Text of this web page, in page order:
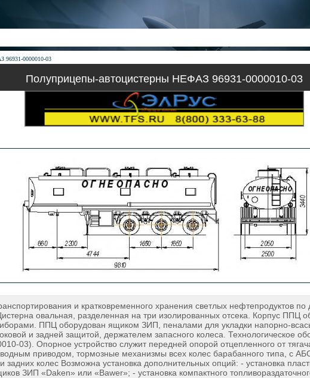
96931-0000010-03
Полуприцепы-автоцистерны НЕФАЗ 96931-0000010-03
и кратковременного хранения светлых нефтепродуктов
овальная, разделенная на три изолированных отсека. Корпус
ППЦ оборудован ящиком ЗИП, пеналами для укладки напорно-
и задней защитой, держателем запасного колеса. Технологическое
03). Опорное устройство служит передней опорой отцепленного от
приводом, тормозные механизмы всех колес барабанного типа, с
колес Возможна установка дополнительных опций: - установка
ЗИП «Daken» или «Bawer»; - установка компактного